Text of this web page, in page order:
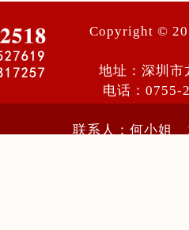
Copyright ©
地址：深圳市
电话：
联系人：何小